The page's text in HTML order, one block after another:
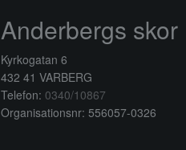
Anderbergs skor
Kyrkogatan 6
432 41 VARBERG
Telefon: 0340/10867
Organisationsnr: 556057-0326